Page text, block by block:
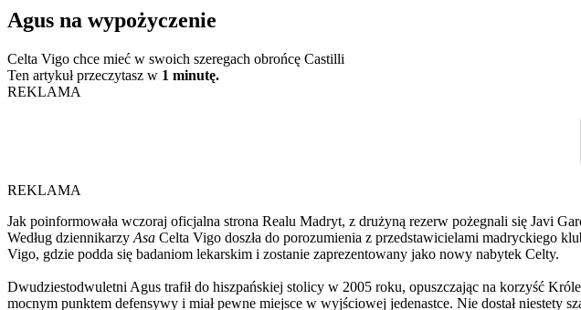
Agus na wypożyczenie
Celta Vigo chce mieć w swoich szeregach obrońcę Castilli
Ten artykuł przeczytasz w 1 minutę.
REKLAMA
REKLAMA
Jak poinformowała wczoraj oficjalna strona Realu Madryt, z drużyną rezerw pożegnali się Javi
Według dziennikarzy Asa Celta Vigo doszła do porozumienia z przedstawicielami madryckiego
Vigo, gdzie podda się badaniom lekarskim i zostanie zaprezentowany jako nowy nabytek Celty.
Dwudziestodwuletni Agus trafił do hiszpańskiej stolicy w 2005 roku, opuszczając na korzyść
mocnym punktem defensywy i miał pewne miejsce w wyjściowej jedenastce. Nie dostał